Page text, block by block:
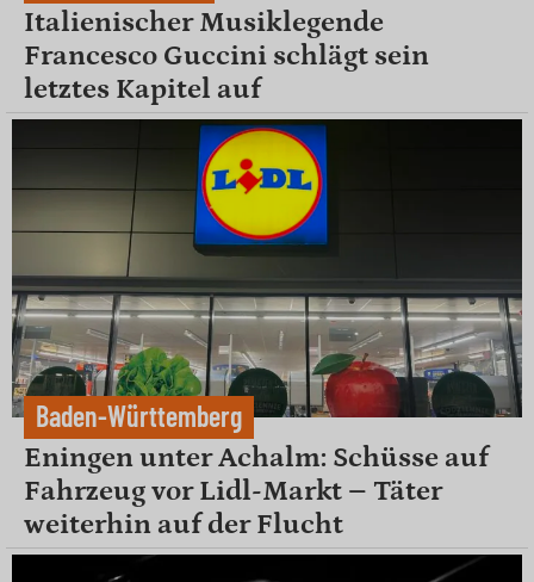
Italienischer Musiklegende
Francesco Guccini schlägt sein
letztes Kapitel auf
Baden-Württemberg
Eningen unter Achalm: Schüsse auf
Fahrzeug vor Lidl-Markt – Täter
weiterhin auf der Flucht